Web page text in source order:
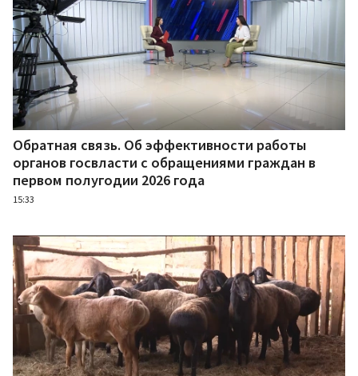
Обратная связь. Об эффективности работы
органов госвласти с обращениями граждан в
первом полугодии 2026 года
15:33